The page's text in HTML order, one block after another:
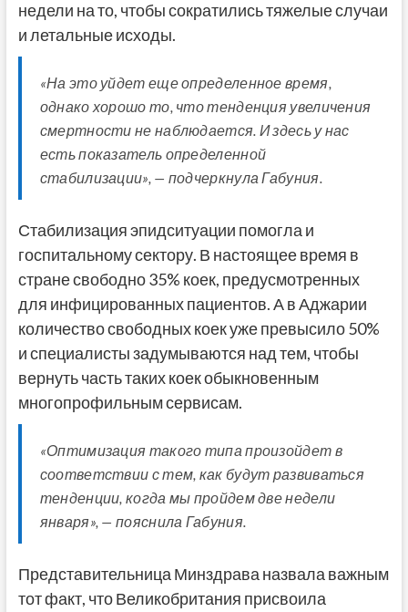
недели на то, чтобы сократились тяжелые случаи
и летальные исходы.
«На это уйдет еще определенное время,
однако хорошо то, что тенденция увеличения
смертности не наблюдается. И здесь у нас
есть показатель определенной
стабилизации», — подчеркнула Габуния.
Стабилизация эпидситуации помогла и
госпитальному сектору. В настоящее время в
стране свободно 35% коек, предусмотренных
для инфицированных пациентов. А в Аджарии
количество свободных коек уже превысило 50%
и специалисты задумываются над тем, чтобы
вернуть часть таких коек обыкновенным
многопрофильным сервисам.
«Оптимизация такого типа произойдет в
соответствии с тем, как будут развиваться
тенденции, когда мы пройдем две недели
января», — пояснила Габуния.
Представительница Минздрава назвала важным
тот факт, что Великобритания присвоила